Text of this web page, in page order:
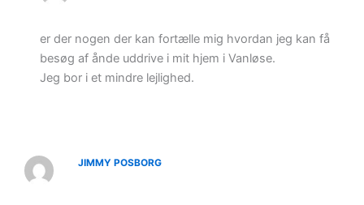
er der nogen der kan fortælle mig hvordan jeg kan få
besøg af ånde uddrive i mit hjem i Vanløse.
Jeg bor i et mindre lejlighed.
JIMMY POSBORG